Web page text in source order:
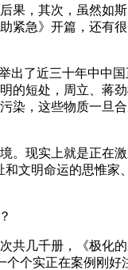
，其次，虽然如
急》开篇，还有
了近三十年中中
短处，周立、蒋
染，这些物质一旦
现实上就是正在
文明命运的思惟
几千册，《极化
个实正在案例刚